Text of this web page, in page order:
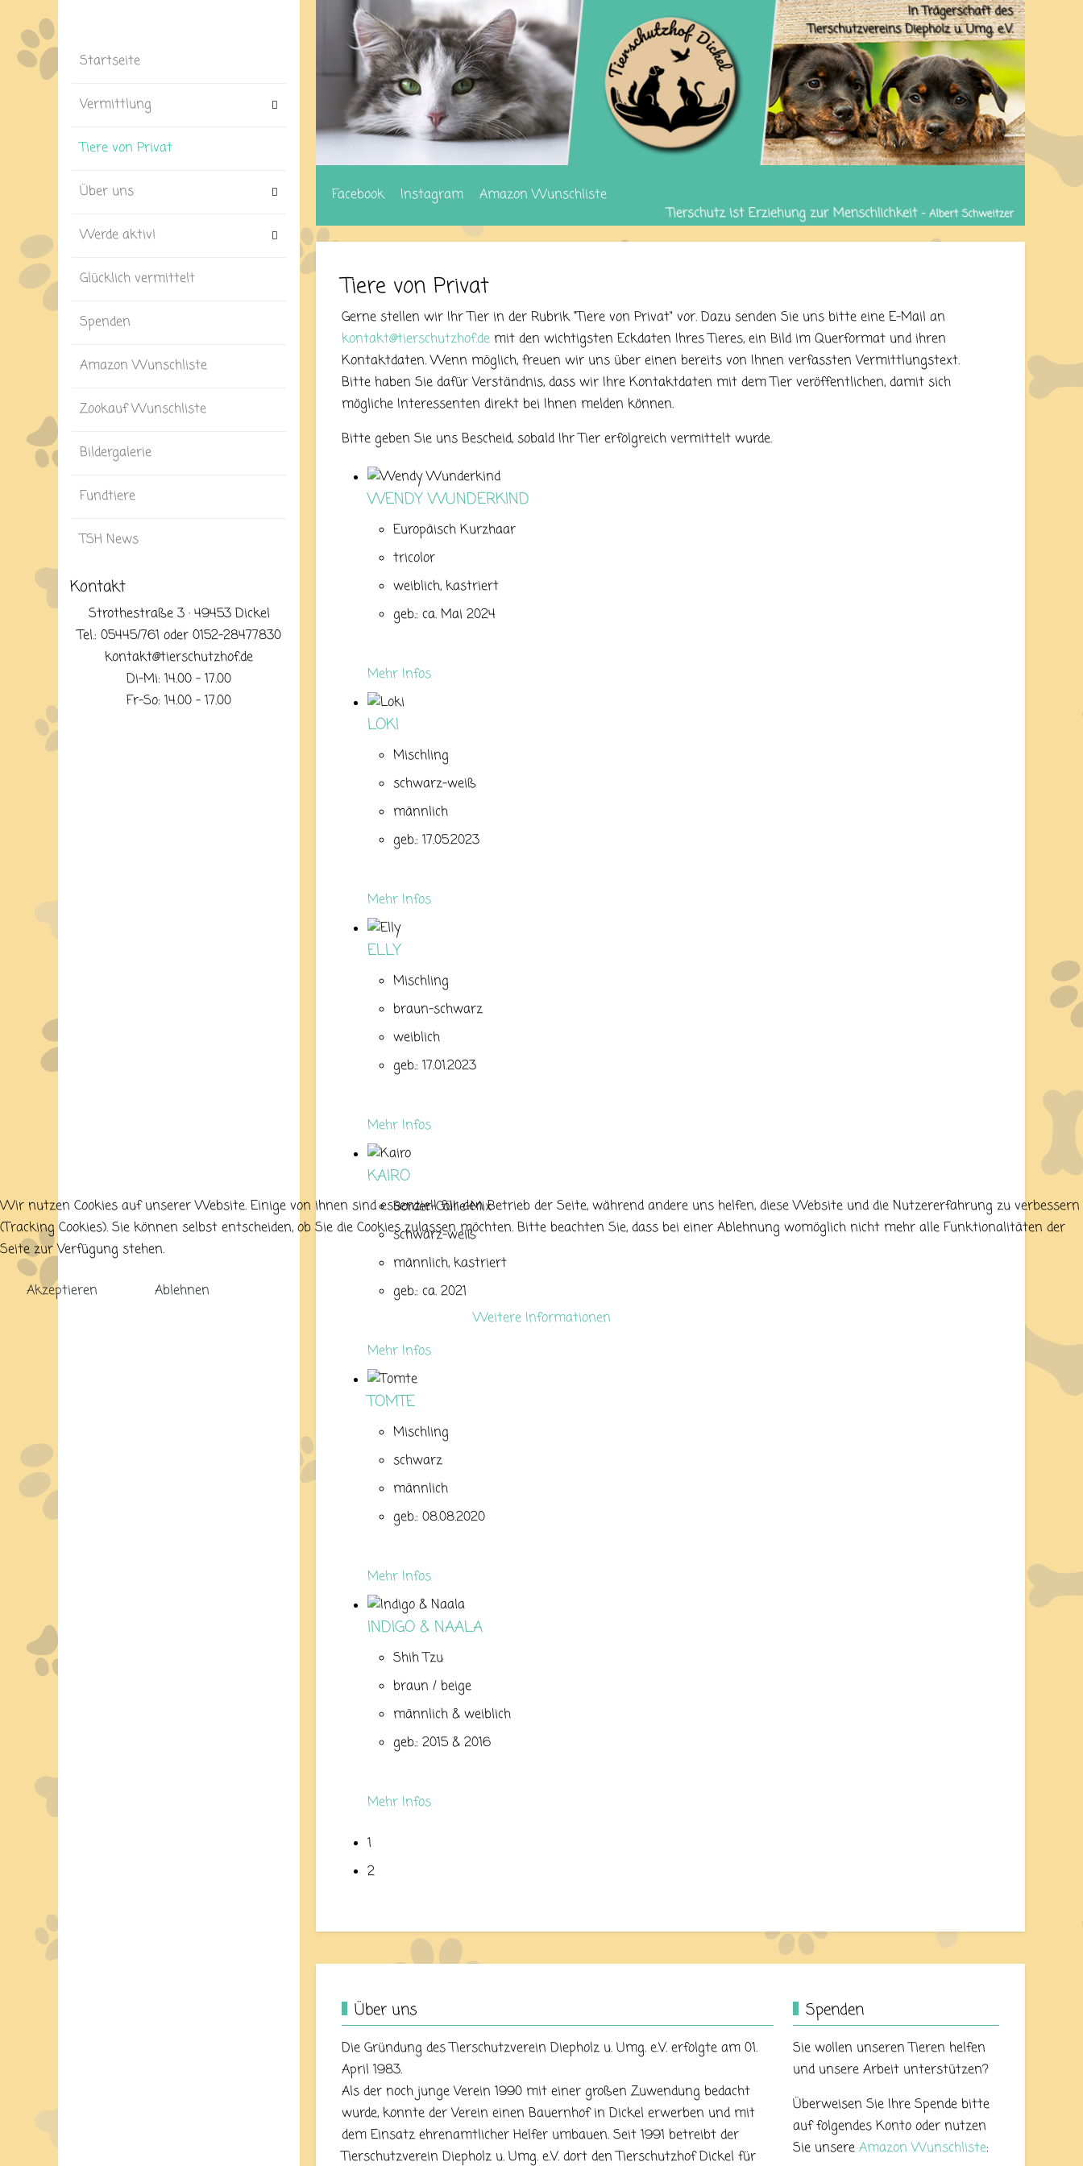
Startseite
Vermittlung
Tiere von Privat
Über uns
Werde aktiv!
Glücklich vermittelt
Spenden
Amazon Wunschliste
Zookauf Wunschliste
Bildergalerie
Fundtiere
TSH News
Kontakt
Strothestraße 3 · 49453 Dickel
Tel.: 05445/761 oder 0152-28477830
kontakt@tierschutzhof.de
Di-Mi: 14.00 - 17.00
Fr-So: 14.00 - 17.00
Facebook Instagram Amazon Wunschliste
Tiere von Privat
Gerne stellen wir Ihr Tier in der Rubrik "Tiere von Privat" vor. Dazu senden Sie uns bitte eine E-Mail an
kontakt@tierschutzhof.de mit den wichtigsten Eckdaten Ihres Tieres, ein Bild im Querformat und ihren
Kontaktdaten. Wenn möglich, freuen wir uns über einen bereits von Ihnen verfassten Vermittlungstext.
Bitte haben Sie dafür Verständnis, dass wir Ihre Kontaktdaten mit dem Tier veröffentlichen, damit sich
mögliche Interessenten direkt bei Ihnen melden können.
Bitte geben Sie uns Bescheid, sobald Ihr Tier erfolgreich vermittelt wurde.
WENDY WUNDERKIND
Europäisch Kurzhaar
tricolor
weiblich, kastriert
geb.: ca. Mai 2024
Mehr Infos
LOKI
Mischling
schwarz-weiß
männlich
geb.: 17.05.2023
Mehr Infos
ELLY
Mischling
braun-schwarz
weiblich
geb.: 17.01.2023
Mehr Infos
KAIRO
Border-Collie-Mix
schwarz-weiß
männlich, kastriert
geb.: ca. 2021
Mehr Infos
TOMTE
Mischling
schwarz
männlich
geb.: 08.08.2020
Mehr Infos
INDIGO & NAALA
Shih Tzu
braun / beige
männlich & weiblich
geb.: 2015 & 2016
Mehr Infos
1
2
Über uns
Die Gründung des Tierschutzverein Diepholz u. Umg. e.V. erfolgte am 01.
April 1983.
Als der noch junge Verein 1990 mit einer großen Zuwendung bedacht
wurde, konnte der Verein einen Bauernhof in Dickel erwerben und mit
dem Einsatz ehrenamtlicher Helfer umbauen. Seit 1991 betreibt der
Tierschutzverein Diepholz u. Umg. e.V. dort den Tierschutzhof Dickel für
Spenden
Sie wollen unseren Tieren helfen
und unsere Arbeit unterstützen?
Überweisen Sie Ihre Spende bitte
auf folgendes Konto oder nutzen
Sie unsere Amazon Wunschliste:
Wir nutzen Cookies auf unserer Website. Einige von ihnen sind essenziell für den Betrieb der Seite, während andere uns helfen, diese Website und die Nutzererfahrung zu verbessern
(Tracking Cookies). Sie können selbst entscheiden, ob Sie die Cookies zulassen möchten. Bitte beachten Sie, dass bei einer Ablehnung womöglich nicht mehr alle Funktionalitäten der
Seite zur Verfügung stehen.
Akzeptieren
Ablehnen
Weitere Informationen